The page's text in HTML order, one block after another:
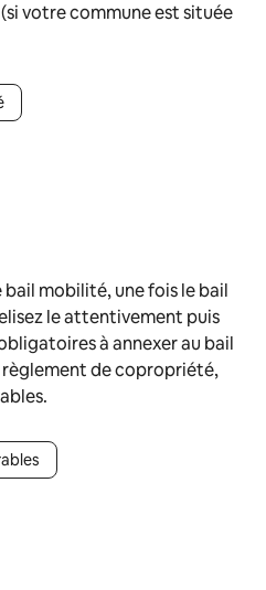
(si votre commune est située
mobilité, une fois le bail
le attentivement puis
à annexer au bail
de copropriété,